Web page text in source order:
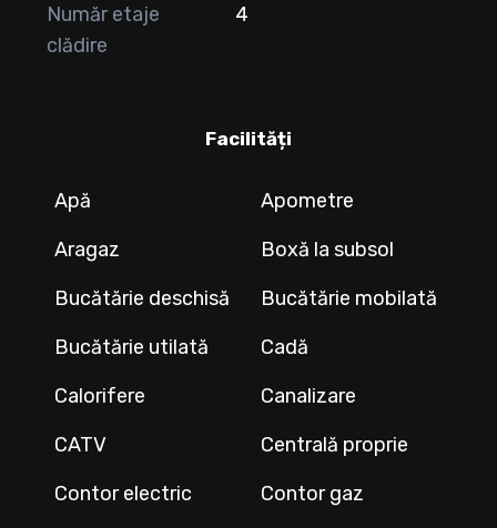
Număr etaje
clădire
4
Facilități
Apă
Apometre
Aragaz
Boxă la subsol
Bucătărie deschisă
Bucătărie mobilată
Bucătărie utilată
Cadă
Calorifere
Canalizare
CATV
Centrală proprie
Contor electric
Contor gaz